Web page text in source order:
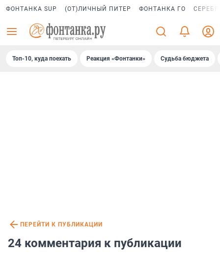
ФОНТАНКА SUP (ОТ)ЛИЧНЫЙ ПИТЕР ФОНТАНКА ГО
Топ-10, куда поехать Реакция «Фонтанки» Судьба бюджета
ПЕРЕЙТИ К ПУБЛИКАЦИИ
24 комментария к публикации